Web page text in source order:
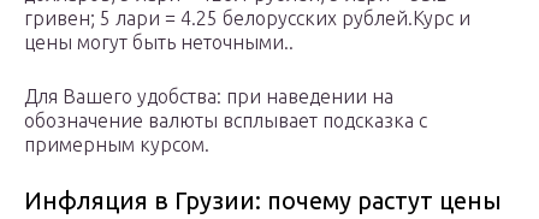
гривен; 5 лари = 4.25 белорусских рублей.Курс и
цены могут быть неточными..
Для Вашего удобства: при наведении на
обозначение валюты всплывает подсказка с
примерным курсом.
Инфляция в Грузии: почему растут цены